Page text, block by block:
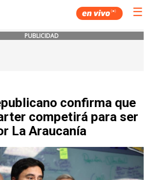
☰
PUBLICIDAD
confirma que
competirá para ser
La Araucanía